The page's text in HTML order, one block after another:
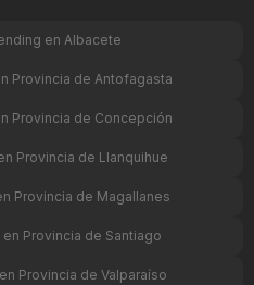
en Albacete
Provincia de Antofagasta
Provincia de Concepción
Provincia de Llanquihue
Provincia de Magallanes
Provincia de Santiago
Provincia de Valparaíso